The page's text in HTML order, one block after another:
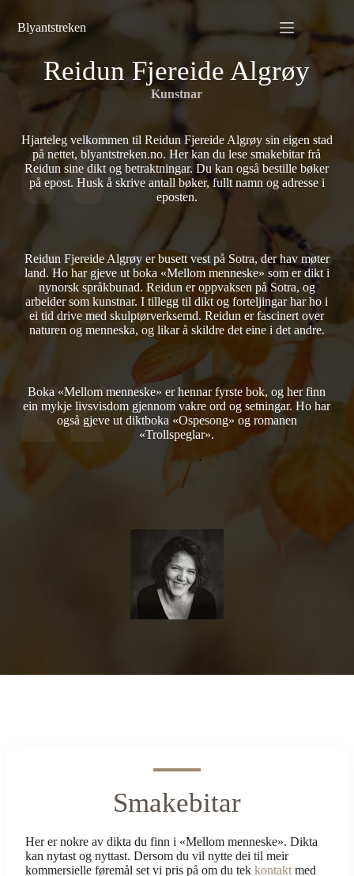
innholdet
Blyantstreken
Reidun Fjereide Algrøy
Kunstnar
Hjarteleg velkommen til Reidun Fjereide Algrøy sin eigen stad
på nettet, blyantstreken.no. Her kan du lese smakebitar frå
Reidun sine dikt og betraktningar. Du kan også bestille bøker
på epost. Husk å skrive antall bøker, fullt namn og adresse i
eposten.
Reidun Fjereide Algrøy er busett vest på Sotra, der hav møter
land. Ho har gjeve ut boka «Mellom menneske» som er dikt i
nynorsk språkbunad. Reidun er oppvaksen på Sotra, og
arbeider som kunstnar. I tillegg til dikt og forteljingar har ho i
ei tid drive med skulptørverksemd. Reidun er fascinert over
naturen og menneska, og likar å skildre det eine i det andre.
Boka «Mellom menneske» er hennar fyrste bok, og her finn
ein mykje livsvisdom gjennom vakre ord og setningar. Ho har
også gjeve ut diktboka «Ospesong» og romanen
«Trollspeglar».
Smakebitar
Her er nokre av dikta du finn i «Mellom menneske». Dikta
kan nytast og nyttast. Dersom du vil nytte dei til meir
kommersielle føremål set vi pris på om du tek kontakt med